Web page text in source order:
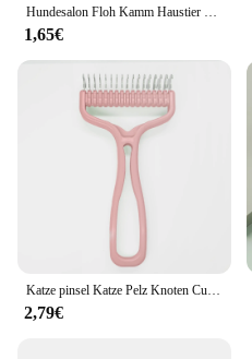
Hundesalon Floh Kamm Haustier Pflege Kamm Katze Haar Pinsel Floh Entfernung Massage Kamm Hund Haar Pflege Reinigung Werkzeuge Haustiere Zubehör
1,65€
Katze pinsel Katze Pelz Knoten Cutter Haustiere Haar Entfernung Kamm Hund Pflege Verschütten Werkzeuge doppelseitige Edelstahl Pinsel Pet Produkte
2,79€